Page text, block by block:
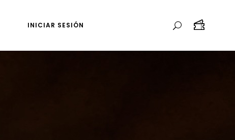
INICIAR SESIÓN